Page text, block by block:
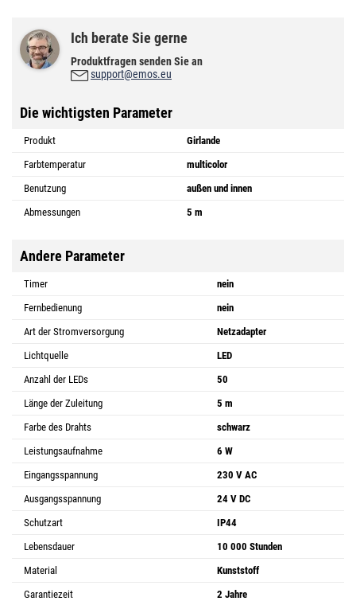
Ich berate Sie gerne
Produktfragen senden Sie an
support@emos.eu
Die wichtigsten Parameter
Produkt
Girlande
Farbtemperatur
multicolor
Benutzung
außen und innen
Abmessungen
5 m
Andere Parameter
Timer
nein
Fernbedienung
nein
Art der Stromversorgung
Netzadapter
Lichtquelle
LED
Anzahl der LEDs
50
Länge der Zuleitung
5 m
Farbe des Drahts
schwarz
Leistungsaufnahme
6 W
Eingangsspannung
230 V AC
Ausgangsspannung
24 V DC
Schutzart
IP44
Lebensdauer
10 000 Stunden
Material
Kunststoff
Garantiezeit
2 Jahre